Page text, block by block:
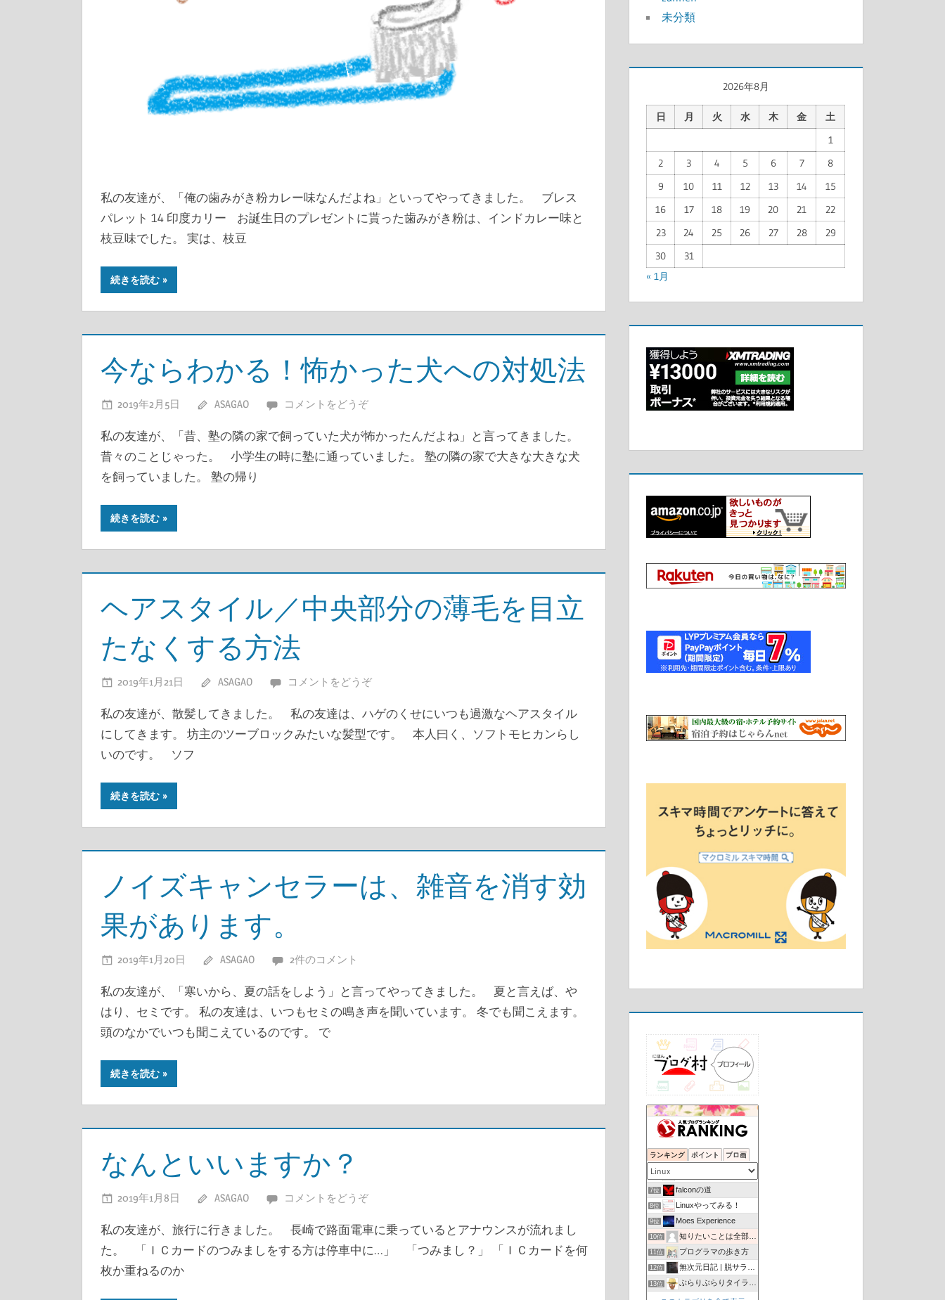
私の友達が、「俺の歯みがき粉カレー味なんだよね」といってやってきました。 ブレス
パレット 14 印度カリー お誕生日のプレゼントに貰った歯みがき粉は、インドカレー味と
枝豆味でした。 実は、枝豆
続きを読む
今ならわかる！怖かった犬への対処法
2019年2月5日 ASAGAO コメントをどうぞ
私の友達が、「昔、塾の隣の家で飼っていた犬が怖かったんだよね」と言ってきました。
昔々のことじゃった。 小学生の時に塾に通っていました。 塾の隣の家で大きな大きな犬
を飼っていました。 塾の帰り
続きを読む
ヘアスタイル／中央部分の薄毛を目立
たなくする方法
2019年1月21日 ASAGAO コメントをどうぞ
私の友達が、散髪してきました。 私の友達は、ハゲのくせにいつも過激なヘアスタイル
にしてきます。 坊主のツーブロックみたいな髪型です。 本人曰く、ソフトモヒカンらし
いのです。 ソフ
続きを読む
ノイズキャンセラーは、雑音を消す効
果があります。
2019年1月20日 ASAGAO 2件のコメント
私の友達が、「寒いから、夏の話をしよう」と言ってやってきました。 夏と言えば、や
はり、セミです。 私の友達は、いつもセミの鳴き声を聞いています。 冬でも聞こえます。
頭のなかでいつも聞こえているのです。 で
続きを読む
なんといいますか？
2019年1月8日 ASAGAO コメントをどうぞ
私の友達が、旅行に行きました。 長崎で路面電車に乗っているとアナウンスが流れまし
た。 「ＩＣカードのつみましをする方は停車中に…」 「つみまし？」 「ＩＣカードを何
枚か重ねるのか
未分類
2026年8月
日 月 火 水 木 金
土
1
2
3 4 5 6 7
8
9
10 11 12 13 14
15
16
17 18 19 20 21
22
23
24 25 26 27 28
29
30
31
« 1月
ランキング ポイント ブロ画
3位 放射能の暇人の暇なブログ
5位 Linux (old) Newbies
6位 Psychoco Laboratory
7位 falconの道
8位 Linuxやってみる！
9位 Moes Experience
10位 知りたいことは全部教えてあげる
11位 プログラマの歩き方
12位 無次元日記 | 脱サラ、転職、副収入のためのブログ
13位 ぶらりぶらりタイランド
Salon de Astronomy（星空を楽しむ部屋）